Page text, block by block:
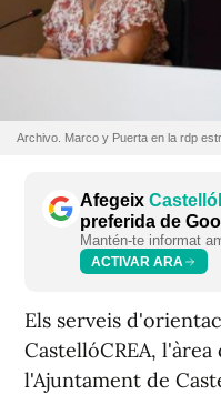
Archivo. Marco y Puerta en la rdp
Afegeix
preferida de
Mantén-te informat
ACTIVAR ARA
Els serveis
CastellóCREA,
l'Ajuntament de